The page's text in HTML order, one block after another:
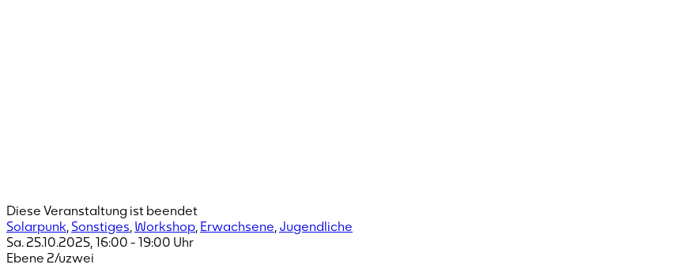
Diese Veranstaltung ist beendet
Solarpunk Sonstiges Workshop Erwachsene Jugendliche
Sa. 25.10.2025 16:00 - 19:00 Uhr
Ebene 2/uzwei